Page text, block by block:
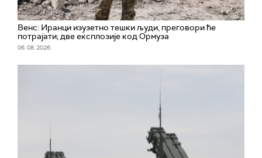
Венс: Иранци изузетно тешки људи, преговори ће
потрајати; две експлозије код Ормуза
06. 08. 2026.